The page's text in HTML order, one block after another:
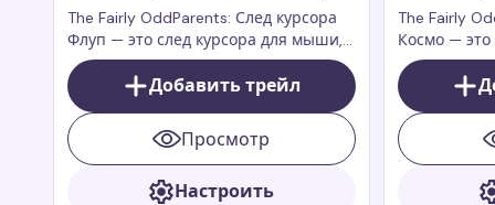
Cursor Trail
The Fairly OddParents: След курсора
Флуп — это след курсора для мыши,
который добавляет игривый и
фантастический стиль вашему
браузеру
Добавить трейл
Просмотр
Настроить
Cursor
The Fairly
Космо —
который
веселье
дополнение
или Cursor
веб-